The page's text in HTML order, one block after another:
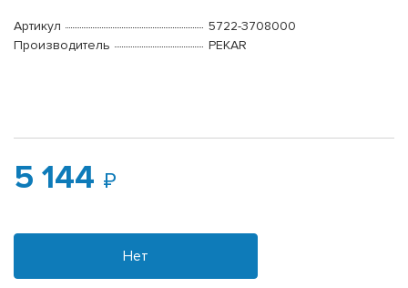
Артикул
5722-3708000
Производитель
PEKAR
5 144
Нет